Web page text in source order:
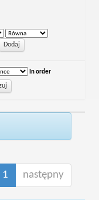
In order
1 następny